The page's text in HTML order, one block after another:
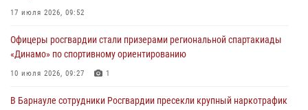
17 июля 2026, 09:52
Офицеры росгвардии стали призерами региональной спартакиады
«Динамо» по спортивному ориентированию
10 июля 2026, 09:27 1
В Барнауле сотрудники Росгвардии пресекли крупный наркотрафик